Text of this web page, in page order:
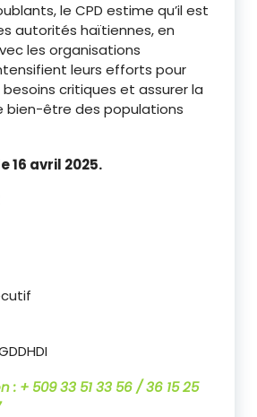
le CPD estime qu’il est
autorités haïtiennes, en
les organisations
leurs efforts pour
critiques et assurer la
bien-être des populations
16 avril 2025.
PIERRE
+ 509 33 51 33 56 / 36 15 25